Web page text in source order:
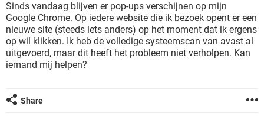
TIKTOK
NETFLIX CORONAVIRUS
GRATIS SNAPCHAT
TIKTOK
Sinds vandaag blijven er pop-ups verschijnen op mijn
Google Chrome. Op iedere website die ik bezoek opent er een
nieuwe site (steeds iets anders) op het moment dat ik ergens
op wil klikken. Ik heb de volledige systeemscan van avast al
uitgevoerd, maar dit heeft het probleem niet verholpen. Kan
iemand mij helpen?
Share